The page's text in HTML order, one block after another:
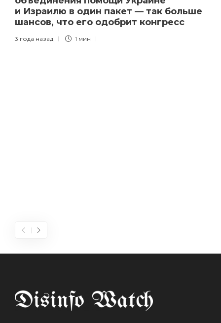
и Израилю в один пакет — так больше
шансов, что его одобрит конгресс
3 года назад 1 мин